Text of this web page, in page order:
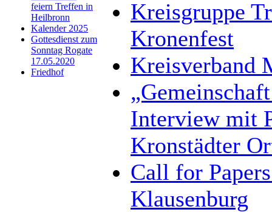
feiern Treffen in
Heilbronn
Kalender 2025
Gottesdienst zum
Sonntag Rogate
17.05.2020
Friedhof
Kreisgruppe
Kronenfest
Kreisverband
Interview mit
Kronstädter
Call for
Klausenburg